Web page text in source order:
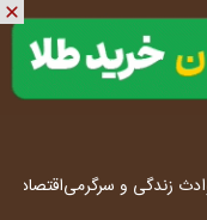
زندگی و سرگرمیاقتصاد